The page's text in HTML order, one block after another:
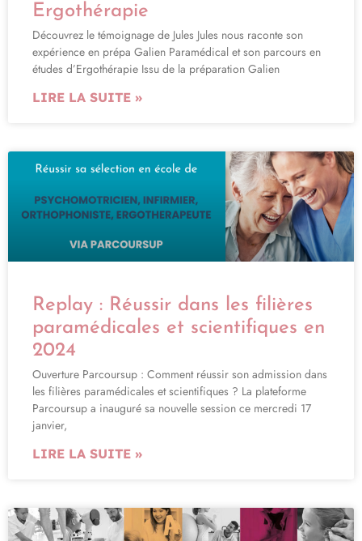
Ergothérapie
Découvrez le témoignage de Jules Jules nous raconte son
expérience en prépa Galien Paramédical et son parcours en
études d’Ergothérapie Issu de la préparation Galien
LIRE LA SUITE »
Replay : Réussir dans les filières
paramédicales et scientifiques en
2024
Ouverture Parcoursup : Comment réussir son admission dans
les filières paramédicales et scientifiques ? La plateforme
Parcoursup a inauguré sa nouvelle session ce mercredi 17
janvier,
LIRE LA SUITE »